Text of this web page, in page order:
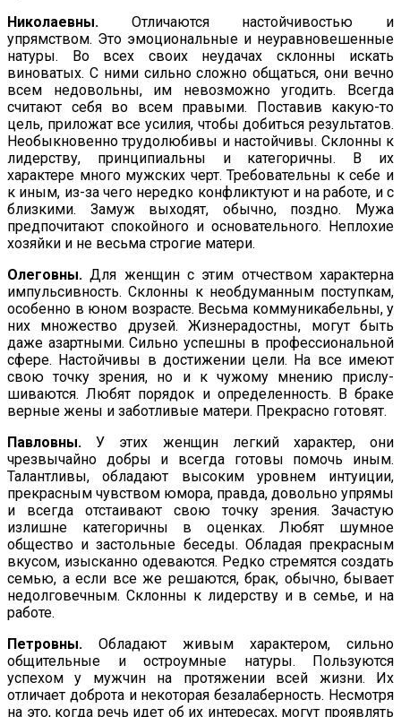
Николаевны. Отличаются настойчивостью и
упрямством. Это эмоциональные и неуравновешенные
натуры. Во всех своих неудачах склонны искать
виноватых. С ними сильно сложно об­щаться, они вечно
всем недовольны, им невозможно угодить. Всегда
считают себя во всем правыми. Поставив какую-то
цель, приложат все усилия, чтобы добиться результатов.
Необыкно­венно трудолюбивы и настойчивы. Склонны к
лидерству, при­нципиальны и категоричны. В их
характере много мужских черт. Требовательны к себе и
к иным, из-за чего нередко конфликту­ют и на работе, и с
близкими. Замуж выходят, обычно, поздно. Мужа
предпочитают спокойного и основательного. Непло­хие
хозяйки и не весьма строгие матери.
Олеговны. Для женщин с этим отчеством характерна
импуль­сивность. Склонны к необдуманным поступкам,
особенно в юном возрасте. Весьма коммуникабельны, у
них множество друзей. Жизнерадостны, могут быть
даже азартными. Сильно успешны в профессиональной
сфере. Настойчивы в достижении цели. На все имеют
свою точку зрения, но и к чужому мнению прислу­
шиваются. Любят порядок и определенность. В браке
верные жены и заботливые матери. Прекрасно готовят.
Павловны. У этих женщин легкий характер, они
чрезвычайно добры и всегда готовы помочь иным.
Талантливы, обладают высоким уровнем интуиции,
прекрасным чувством юмора, прав­да, довольно упрямы
и всегда отстаивают свою точку зрения. Зачастую
излишне категоричны в оценках. Любят шумное
общество и застольные беседы. Обладая прекрасным
вкусом, изысканно одеваются. Редко стремятся создать
семью, а если все же ре­шаются, брак, обычно, бывает
недолговечным. Склонны к лидерству и в семье, и на
работе.
Петровны. Обладают живым характером, сильно
общительные и остроумные натуры. Пользуются
успехом у мужчин на про­тяжении всей жизни. Их
отличает доброта и некоторая безала­берность. Несмотря
на это, когда речь идет об их интересах, могут проявлять